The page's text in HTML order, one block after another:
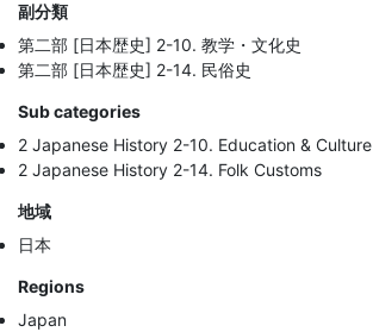
副分類
第二部 [日本歴史] 2-10. 教学・文化史
第二部 [日本歴史] 2-14. 民俗史
Sub categories
2 Japanese History 2-10. Education & Culture
2 Japanese History 2-14. Folk Customs
地域
日本
Regions
Japan